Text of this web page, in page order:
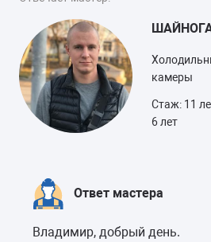
камеры
Стаж: 11
6 лет
Ответ мастера
Владимир, добрый день.